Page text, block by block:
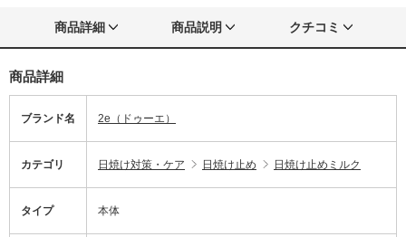
商品詳細 商品説明 クチコミ
商品詳細
ブランド名 2e（ドゥーエ）
カテゴリ 日焼け対策・ケア 日焼け止め 日焼け止めミルク
タイプ 本体